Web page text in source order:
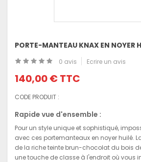
PORTE-MANTEAU KNAX EN NOYER
0 avis Ecrire un avis
140,00 € TTC
CODE PRODUIT :
Rapide vue d'ensemble :
Pour un style unique et sophistiqué,
avec ces portemanteaux en noyer huilé.
de la riche teinte brun-chocolat du bois
une touche de classe à l'endroit où vous